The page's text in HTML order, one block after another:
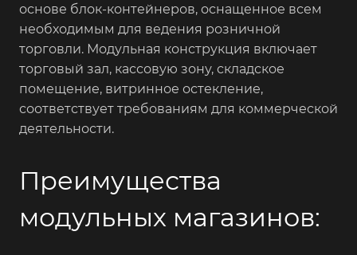
основе блок-контейнеров, оснащенное всем
необходимым для ведения розничной
торговли. Модульная конструкция включает
торговый зал, кассовую зону, складское
помещение, витринное остекление,
соответствует требованиям для коммерческой
деятельности.
Преимущества
модульных магазинов: